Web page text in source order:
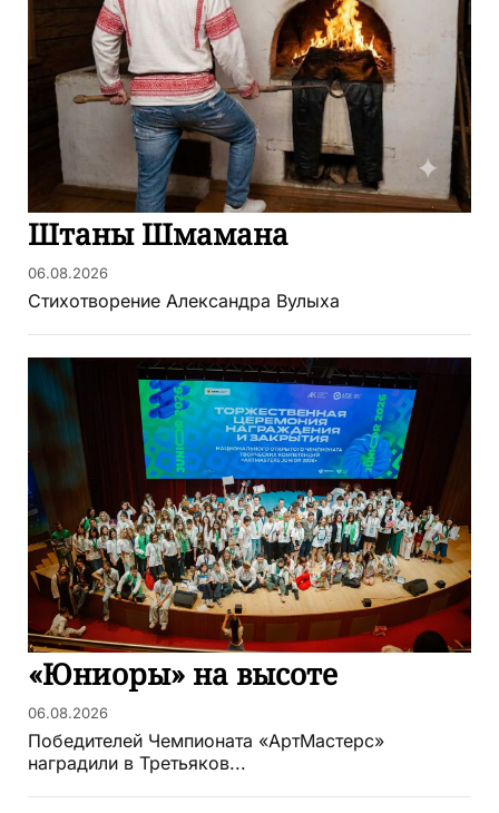
Штаны Шмамана
06.08.2026
Стихотворение Александра Вулыха
«Юниоры» на высоте
06.08.2026
Победителей Чемпионата «АртМастерс»
наградили в Третьяков...